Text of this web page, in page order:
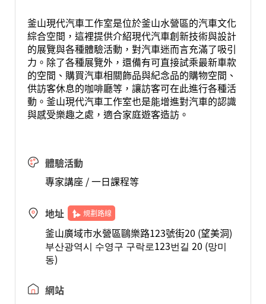
釜山現代汽車工作室是位於釜山水營區的汽車文化
綜合空間，這裡提供介紹現代汽車創新技術與設計
的展覽與各種體驗活動，對汽車迷而言充滿了吸引
力。除了各種展覽外，還備有可直接試乘最新車款
的空間、購買汽車相關飾品與紀念品的購物空間、
供訪客休息的咖啡廳等，讓訪客可在此進行各種活
動。釜山現代汽車工作室也是能增進對汽車的認識
與感受樂趣之處，適合家庭遊客造訪。
體驗活動
專家講座 / 一日課程等
地址 規劃路線
釜山廣域市水營區鷗樂路123號街20 (望美洞)
부산광역시 수영구 구락로123번길 20 (망미
동)
網站